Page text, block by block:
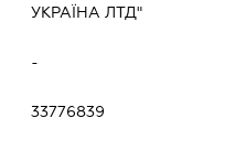
УКРАЇНА ЛТД"
-
33776839